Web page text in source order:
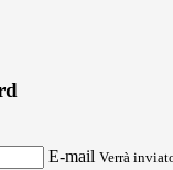
E-mail Verrà